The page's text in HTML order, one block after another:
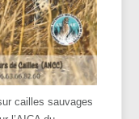
cailles sauvages